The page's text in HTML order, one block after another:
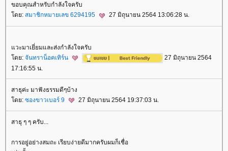
ขอบคุณสำหรับกำลังใจครับ
ดย: สมาชิกหมายเลข 6294195 27 มิถุนายน 2564 13:06:28 น.
วะมาเยี่ยมและส่งกำลังใจครับ
ดย: จันทราน็อคเทิร์น
27 มิถุนายน 2564
17:16:55 น.
สาธุค่ะ มาฟังธรรมดีๆบ้าง
ดย: ซองขาวเบอร์ 9 27 มิถุนายน 2564 19:37:03 น.
สาธุ ๆ ๆ ครับ...
การอยู่อย่างสมถะ เรียบง่ายดีมากครับผมก็เชื่อ